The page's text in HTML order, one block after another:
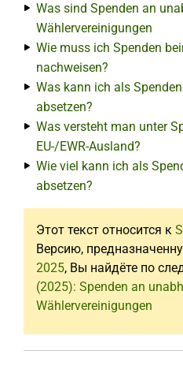
Was sind Spenden an
Wählervereinigungen
Wie muss ich Spenden
nachweisen?
Was kann ich als
absetzen?
Was versteht man unter
EU-/EWR-Ausland?
Wie viel kann ich als
absetzen?
Этот текст относится к
Версию,
2025, Вы найдёте по
(2025): Spenden an
Wählervereinigungen